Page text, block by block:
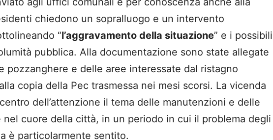
chiedono un sopralluogo e un intervento
“l’aggravamento della situazione” e i possibili
pubblica. Alla documentazione sono state allegate
pozzanghere e delle aree interessate dal ristagno
copia della Pec trasmessa nei mesi scorsi. La vicenda
dell’attenzione il tema delle manutenzioni e delle
nel cuore della città, in un periodo in cui il problema degli
è particolarmente sentito.